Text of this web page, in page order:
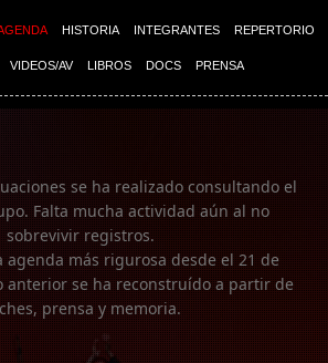
HISTORIA INTEGRANTES REPERTORIO
VIDEOS/AV LIBROS DOCS PRENSA
se ha realizado consultando el
Falta mucha actividad aún al no
sobrevivir registros.
agenda más rigurosa desde el 21 de
anterior se ha reconstruído a partir de
prensa y memoria.